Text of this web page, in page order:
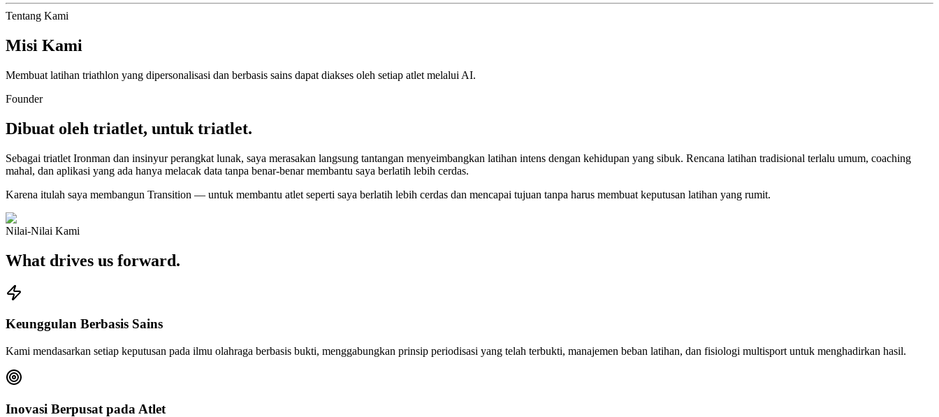
Tentang Kami
Misi Kami
Membuat latihan triathlon yang dipersonalisasi dan berbasis sains dapat diakses oleh setiap atlet melalui AI.
Founder
Dibuat oleh triatlet, untuk triatlet.
Sebagai triatlet Ironman dan insinyur perangkat lunak, saya merasakan langsung tantangan menyeimbangkan latihan intens dengan kehidupan yang sibuk. Rencana latihan tradisional terlalu umum, coaching
mahal, dan aplikasi yang ada hanya melacak data tanpa benar-benar membantu saya berlatih lebih cerdas.
Karena itulah saya membangun Transition — untuk membantu atlet seperti saya berlatih lebih cerdas dan mencapai tujuan tanpa harus membuat keputusan latihan yang rumit.
Nilai-Nilai Kami
What drives us forward.
Keunggulan Berbasis Sains
Kami mendasarkan setiap keputusan pada ilmu olahraga berbasis bukti, menggabungkan prinsip periodisasi yang telah terbukti, manajemen beban latihan, dan fisiologi multisport untuk menghadirkan hasil.
Inovasi Berpusat pada Atlet